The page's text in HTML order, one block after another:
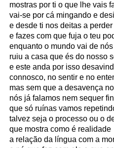
mostras por ti o que lhe vais
vai-se por cá mingando e
e desde ti nos deitas a perder
e fazes com que fuja o teu
enquanto o mundo vai de
ruiu a casa que és do nosso
e este anda por isso
connosco, no sentir e no
mas sem que a desavença
nós já falamos nem sequer
que só ruínas vamos
talvez seja o processo ou o
que mostra como é realidade
a relação da língua com a